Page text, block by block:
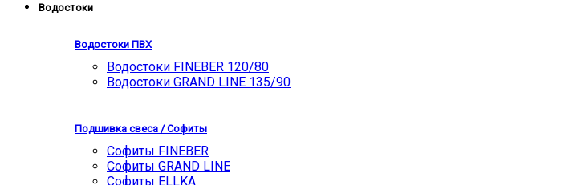
Водостоки
Водостоки ПВХ
Водостоки FINEBER 120/80
Водостоки GRAND LINE 135/90
Подшивка свеса / Софиты
Софиты FINEBER
Софиты GRAND LINE
Софиты ELLKA